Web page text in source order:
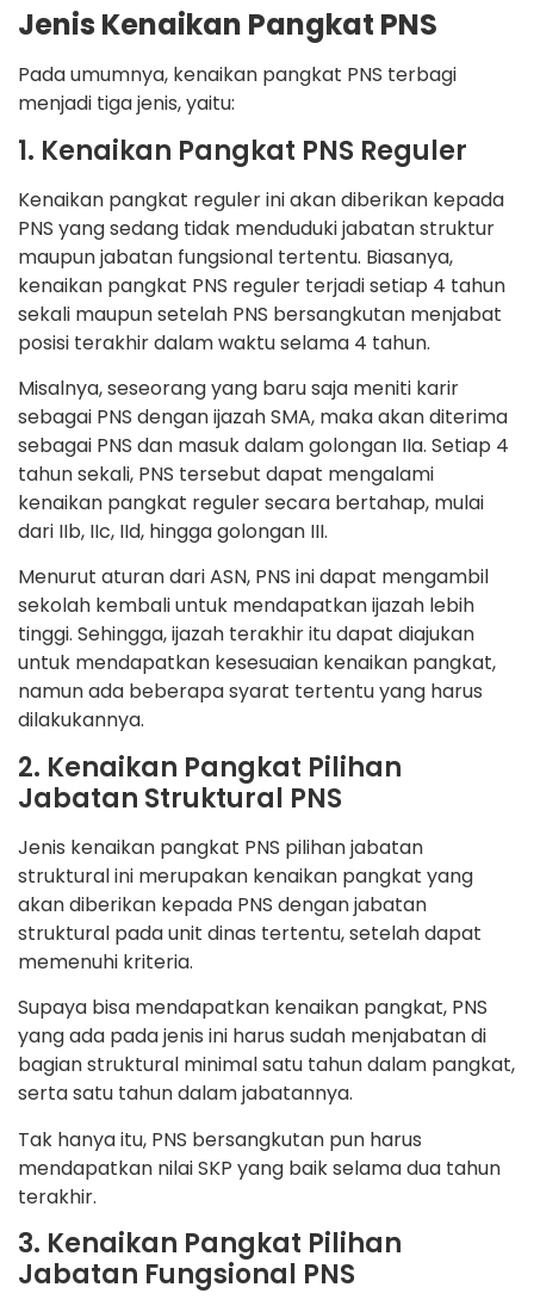
Jenis Kenaikan Pangkat PNS
Pada umumnya, kenaikan pangkat PNS terbagi
menjadi tiga jenis, yaitu:
1. Kenaikan Pangkat PNS Reguler
Kenaikan pangkat reguler ini akan diberikan kepada
PNS yang sedang tidak menduduki jabatan struktur
maupun jabatan fungsional tertentu. Biasanya,
kenaikan pangkat PNS reguler terjadi setiap 4 tahun
sekali maupun setelah PNS bersangkutan menjabat
posisi terakhir dalam waktu selama 4 tahun.
Misalnya, seseorang yang baru saja meniti karir
sebagai PNS dengan ijazah SMA, maka akan diterima
sebagai PNS dan masuk dalam golongan IIa. Setiap 4
tahun sekali, PNS tersebut dapat mengalami
kenaikan pangkat reguler secara bertahap, mulai
dari IIb, IIc, IId, hingga golongan III.
Menurut aturan dari ASN, PNS ini dapat mengambil
sekolah kembali untuk mendapatkan ijazah lebih
tinggi. Sehingga, ijazah terakhir itu dapat diajukan
untuk mendapatkan kesesuaian kenaikan pangkat,
namun ada beberapa syarat tertentu yang harus
dilakukannya.
2. Kenaikan Pangkat Pilihan
Jabatan Struktural PNS
Jenis kenaikan pangkat PNS pilihan jabatan
struktural ini merupakan kenaikan pangkat yang
akan diberikan kepada PNS dengan jabatan
struktural pada unit dinas tertentu, setelah dapat
memenuhi kriteria.
Supaya bisa mendapatkan kenaikan pangkat, PNS
yang ada pada jenis ini harus sudah menjabatan di
bagian struktural minimal satu tahun dalam pangkat,
serta satu tahun dalam jabatannya.
Tak hanya itu, PNS bersangkutan pun harus
mendapatkan nilai SKP yang baik selama dua tahun
terakhir.
3. Kenaikan Pangkat Pilihan
Jabatan Fungsional PNS